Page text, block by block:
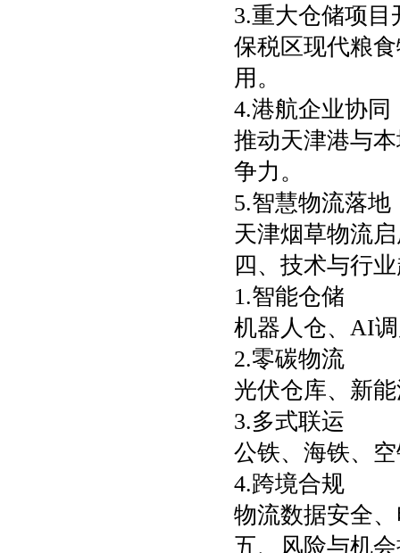
3.重大仓储项目
保税区现代粮
用。
4.港航企业协同
推动天津港与
争力。
5.智慧物流落地
天津烟草物流
四、技术与行
1.智能仓储
机器人仓、AI
2.零碳物流
光伏仓库、新
3.多式联运
公铁、海铁、
4.跨境合规
物流数据安全
五、风险与机